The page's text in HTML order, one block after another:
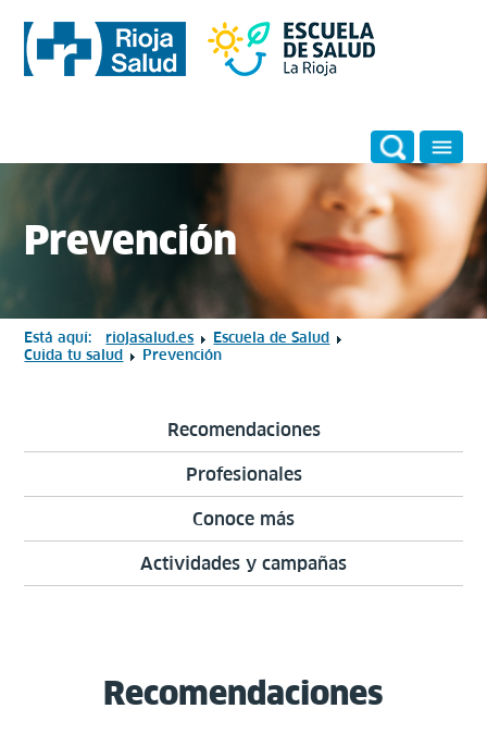
Prevención
Está aquí: riojasalud.es
Escuela de Salud
Cuida tu salud
Prevención
Recomendaciones
Profesionales
Conoce más
Actividades y campañas
Recomendaciones